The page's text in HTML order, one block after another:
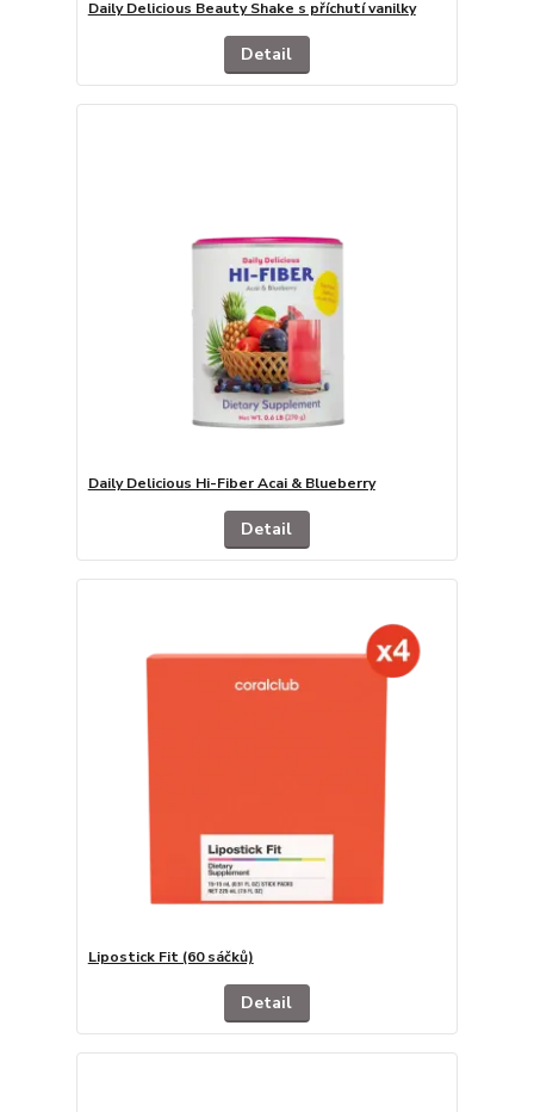
Daily Delicious Beauty Shake s příchutí vanilky
Detail
Daily Delicious Hi-Fiber Acai & Blueberry
Detail
Lipostick Fit (60 sáčků)
Detail